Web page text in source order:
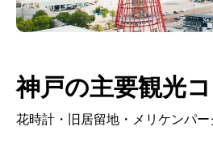
神戸の主要観光
花時計・旧居留地・メリケンパ